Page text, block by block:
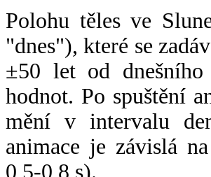
Polohu těles ve
"dnes"), které se
±50 let od dnešního
hodnot. Po spuštění
mění v intervalu
animace je závislá
0,5-0,8 s).